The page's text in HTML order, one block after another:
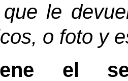
le
o foto y
el